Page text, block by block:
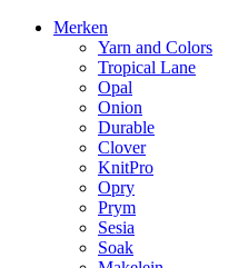
Merken
Yarn and Colors
Tropical Lane
Opal
Onion
Durable
Clover
KnitPro
Opry
Prym
Sesia
Soak